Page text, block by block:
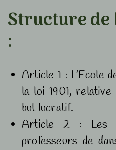
Structure de
:
Article 1 : L’Ecole
la loi 1901, relative
but lucratif.
Article 2 : Les
professeurs de